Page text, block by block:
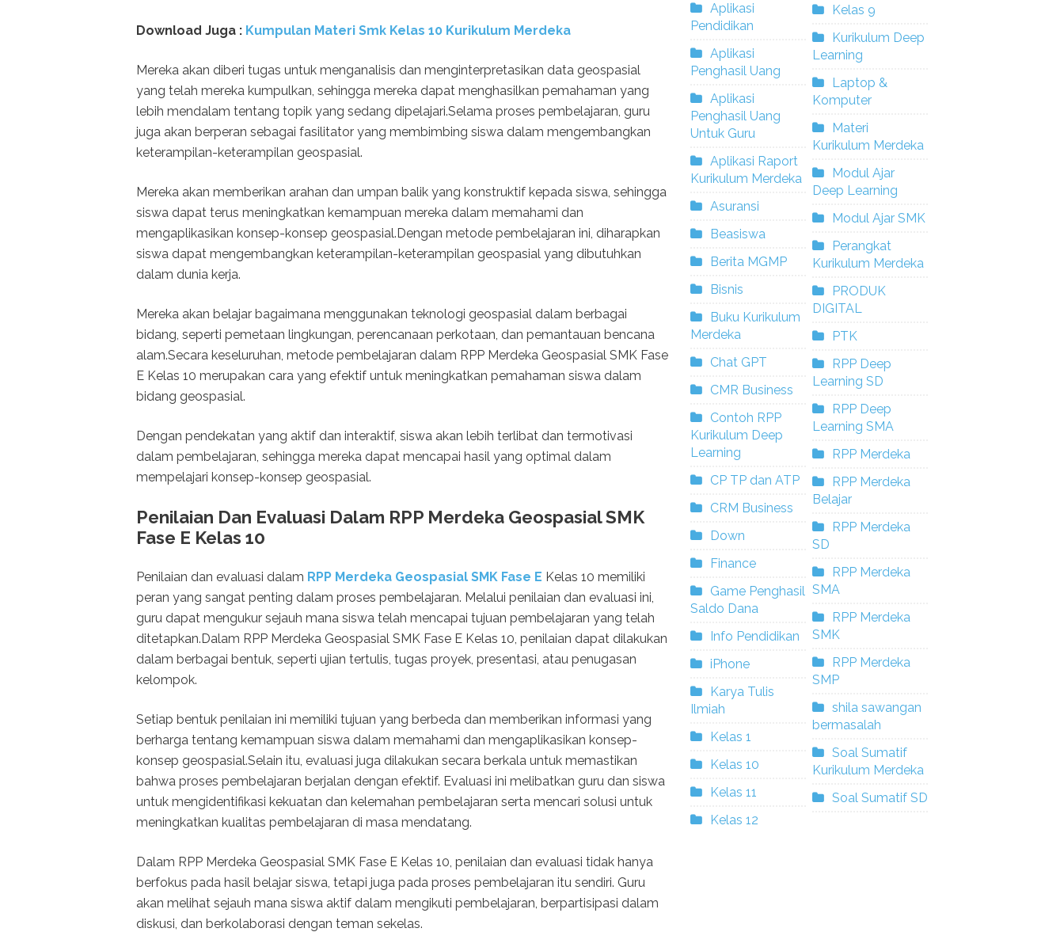
Download Juga : Kumpulan Materi Smk Kelas 10 Kurikulum Merdeka
Mereka akan diberi tugas untuk menganalisis dan menginterpretasikan data geospasial
yang telah mereka kumpulkan, sehingga mereka dapat menghasilkan pemahaman yang
lebih mendalam tentang topik yang sedang dipelajari.Selama proses pembelajaran, guru
juga akan berperan sebagai fasilitator yang membimbing siswa dalam mengembangkan
keterampilan-keterampilan geospasial.
Mereka akan memberikan arahan dan umpan balik yang konstruktif kepada siswa, sehingga
siswa dapat terus meningkatkan kemampuan mereka dalam memahami dan
mengaplikasikan konsep-konsep geospasial.Dengan metode pembelajaran ini, diharapkan
siswa dapat mengembangkan keterampilan-keterampilan geospasial yang dibutuhkan
dalam dunia kerja.
Mereka akan belajar bagaimana menggunakan teknologi geospasial dalam berbagai
bidang, seperti pemetaan lingkungan, perencanaan perkotaan, dan pemantauan bencana
alam.Secara keseluruhan, metode pembelajaran dalam RPP Merdeka Geospasial SMK Fase
E Kelas 10 merupakan cara yang efektif untuk meningkatkan pemahaman siswa dalam
bidang geospasial.
Dengan pendekatan yang aktif dan interaktif, siswa akan lebih terlibat dan termotivasi
dalam pembelajaran, sehingga mereka dapat mencapai hasil yang optimal dalam
mempelajari konsep-konsep geospasial.
Penilaian Dan Evaluasi Dalam RPP Merdeka Geospasial SMK
Fase E Kelas 10
Penilaian dan evaluasi dalam RPP Merdeka Geospasial SMK Fase E Kelas 10 memiliki
peran yang sangat penting dalam proses pembelajaran. Melalui penilaian dan evaluasi ini,
guru dapat mengukur sejauh mana siswa telah mencapai tujuan pembelajaran yang telah
ditetapkan.Dalam RPP Merdeka Geospasial SMK Fase E Kelas 10, penilaian dapat dilakukan
dalam berbagai bentuk, seperti ujian tertulis, tugas proyek, presentasi, atau penugasan
kelompok.
Setiap bentuk penilaian ini memiliki tujuan yang berbeda dan memberikan informasi yang
berharga tentang kemampuan siswa dalam memahami dan mengaplikasikan konsep-
konsep geospasial.Selain itu, evaluasi juga dilakukan secara berkala untuk memastikan
bahwa proses pembelajaran berjalan dengan efektif. Evaluasi ini melibatkan guru dan siswa
untuk mengidentifikasi kekuatan dan kelemahan pembelajaran serta mencari solusi untuk
meningkatkan kualitas pembelajaran di masa mendatang.
Dalam RPP Merdeka Geospasial SMK Fase E Kelas 10, penilaian dan evaluasi tidak hanya
berfokus pada hasil belajar siswa, tetapi juga pada proses pembelajaran itu sendiri. Guru
akan melihat sejauh mana siswa aktif dalam mengikuti pembelajaran, berpartisipasi dalam
diskusi, dan berkolaborasi dengan teman sekelas.
Aplikasi
Pendidikan
Aplikasi
Penghasil Uang
Aplikasi
Penghasil Uang
Untuk Guru
Aplikasi Raport
Kurikulum Merdeka
Asuransi
Beasiswa
Berita MGMP
Bisnis
Buku Kurikulum
Merdeka
Chat GPT
CMR Business
Contoh RPP
Kurikulum Deep
Learning
CP TP dan ATP
CRM Business
Down
Finance
Game Penghasil
Saldo Dana
Info Pendidikan
iPhone
Karya Tulis
Ilmiah
Kelas 1
Kelas 10
Kelas 11
Kelas 12
Kelas 9
Kurikulum Deep
Learning
Laptop &
Komputer
Materi
Kurikulum Merdeka
Modul Ajar
Deep Learning
Modul Ajar SMK
Perangkat
Kurikulum Merdeka
PRODUK
DIGITAL
PTK
RPP Deep
Learning SD
RPP Deep
Learning SMA
RPP Merdeka
RPP Merdeka
Belajar
RPP Merdeka
SD
RPP Merdeka
SMA
RPP Merdeka
SMK
RPP Merdeka
SMP
shila sawangan
bermasalah
Soal Sumatif
Kurikulum Merdeka
Soal Sumatif SD